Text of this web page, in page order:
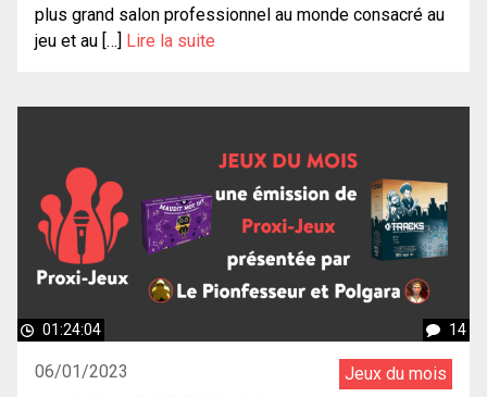
plus grand salon professionnel au monde consacré au
jeu et au […] Lire la suite
01:24:04 14
06/01/2023 Jeux du mois